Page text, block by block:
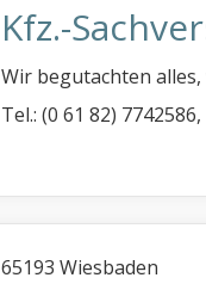
Kfz.-
Wir begutachten alles,
Tel.: (0 61 82)
65193 Wiesbaden